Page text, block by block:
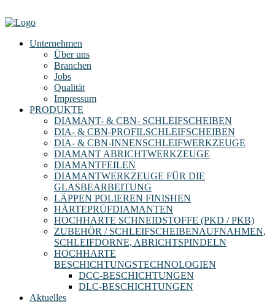
Unternehmen
Über uns
Branchen
Jobs
Qualität
Impressum
PRODUKTE
DIAMANT- & CBN- SCHLEIFSCHEIBEN
DIA- & CBN-PROFILSCHLEIFSCHEIBEN
DIA- & CBN-INNENSCHLEIFWERKZEUGE
DIAMANT ABRICHTWERKZEUGE
DIAMANTFEILEN
DIAMANTWERKZEUGE FÜR DIE
GLASBEARBEITUNG
LÄPPEN POLIEREN FINISHEN
HÄRTEPRÜFDIAMANTEN
HOCHHARTE SCHNEIDSTOFFE (PKD / PKB)
ZUBEHÖR / SCHLEIFSCHEIBENAUFNAHMEN,
SCHLEIFDORNE, ABRICHTSPINDELN
HOCHHARTE
BESCHICHTUNGSTECHNOLOGIEN
DCC-BESCHICHTUNGEN
DLC-BESCHICHTUNGEN
Aktuelles